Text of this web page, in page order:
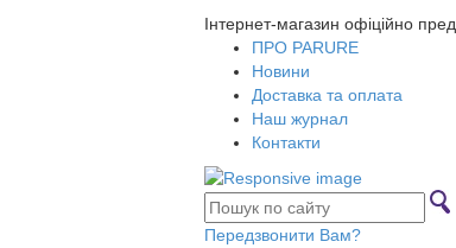
Інтернет-магазин офіційно
ПРО PARURE
Новини
Доставка та оплата
Наш журнал
Контакти
Передзвонити Вам?